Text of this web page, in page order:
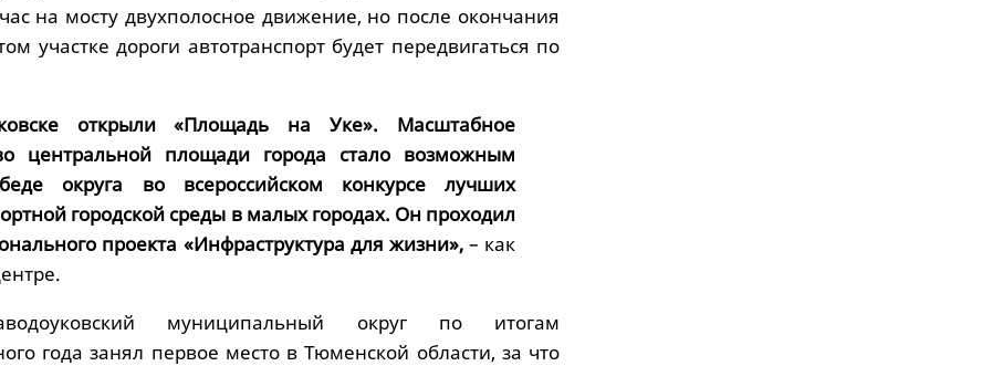
на мосту двухполосное движение, но после окончания
участке дороги автотранспорт будет передвигаться по
открыли «Площадь на Уке». Масштабное
центральной площади города стало возможным
округа во всероссийском конкурсе лучших
городской среды в малых городах. Он проходил
проекта «Инфраструктура для жизни», – как
муниципальный округ по итогам
года занял первое место в Тюменской области, за что